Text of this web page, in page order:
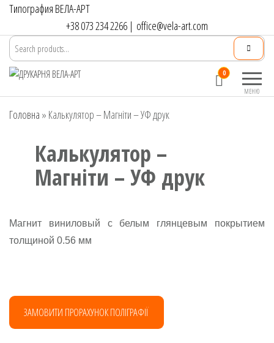
Перейти
контенту
Типография ВЕЛА-АРТ
+38 073 234 2266 | office@vela-art.com
ВЕЛА-АРТ
широкоформатний
друк. Замовлення
МЕНЮ
0
Головна » Калькулятор – Магніти – УФ друк
Калькулятор –
Магніти – УФ друк
Магнит виниловый с белым глянцевым покрытием
толщиной 0.56 мм
ЗАМОВИТИ ПРОРАХУНОК ПОЛІГРАФІЇ